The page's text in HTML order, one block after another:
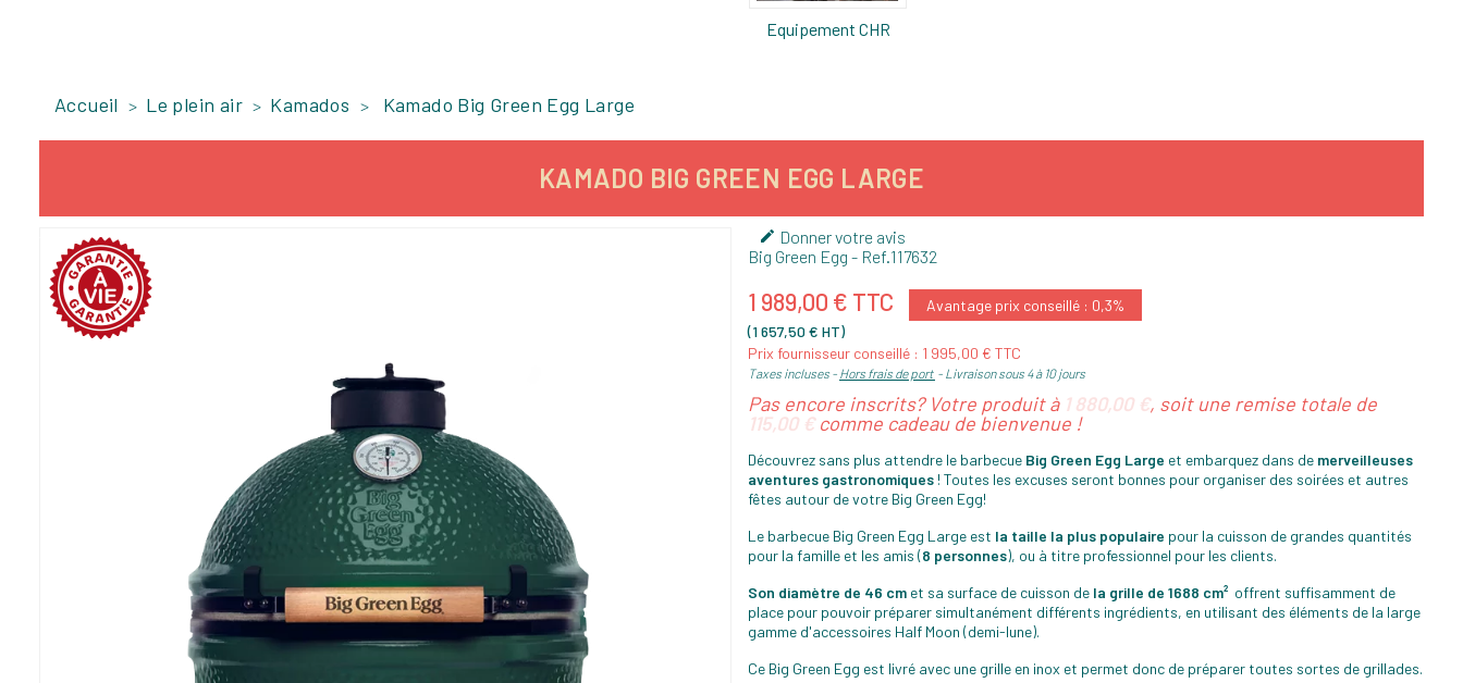
Equipement CHR
Accueil Le plein air Kamados Kamado Big Green Egg Large
KAMADO BIG GREEN EGG LARGE
 Donner votre avis
Big Green Egg - Ref.117632
1 989,00 € TTC
Avantage prix conseillé : 0,3%
(1 657,50 € HT)
Prix fournisseur conseillé : 1 995,00 € TTC
Taxes incluses Hors frais de port Livraison sous 4 à 10 jours
Pas encore inscrits? Votre produit à 1 880,00 €, soit une remise totale de
115,00 €comme cadeau de bienvenue !
Découvrez sans plus attendre le barbecue Big Green Egg Large et embarquez dans de merveilleuses
aventures gastronomiques ! Toutes les excuses seront bonnes pour organiser des soirées et autres
fêtes autour de votre Big Green Egg!
Le barbecue Big Green Egg Large est la taille la plus populaire pour la cuisson de grandes quantités
pour la famille et les amis (8 personnes), ou à titre professionnel pour les clients.
Son diamètre de 46 cm et sa surface de cuisson de la grille de 1688 cm² offrent suffisamment de
place pour pouvoir préparer simultanément différents ingrédients, en utilisant des éléments de la large
gamme d'accessoires Half Moon (demi-lune).
Ce Big Green Egg est livré avec une grille en inox et permet donc de préparer toutes sortes de grillades.